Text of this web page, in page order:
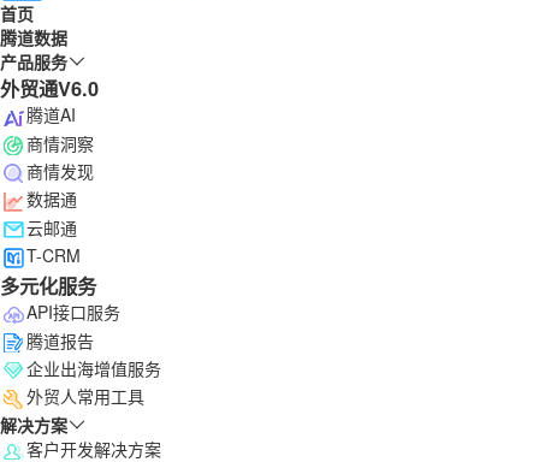
首页
腾道数据
产品服务
外贸通V6.0
腾道AI
商情洞察
商情发现
数据通
云邮通
T-CRM
多元化服务
API接口服务
腾道报告
企业出海增值服务
外贸人常用工具
解决方案
客户开发解决方案